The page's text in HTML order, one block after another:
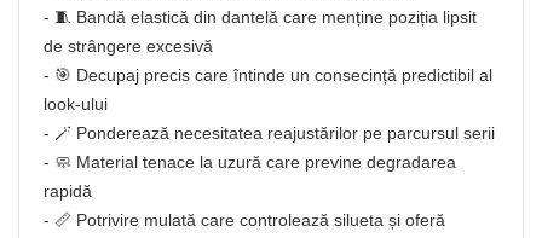
- 🧵 Bandă elastică din dantelă care menține poziția lipsit
de strângere excesivă
- 🎯 Decupaj precis care întinde un consecință predictibil al
look-ului
- 🪄 Ponderează necesitatea reajustărilor pe parcursul serii
- 🧼 Material tenace la uzură care previne degradarea
rapidă
- 📏 Potrivire mulată care controlează silueta și oferă